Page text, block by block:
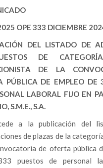
OPE 333 DICIEMBRE
DEL LISTADO DE
DE
DE LA
PÚBLICA DE EMPLEO DE
LABORAL FIJO EN
S.M.E., S.A.
a la publicación del
de plazas de la
de oferta pública
puestos de personal